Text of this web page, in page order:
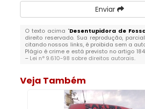
Enviar
O texto acima "Desentupidora de
direito reservado. Sua reprodução,
citando nossos links, é proibida sem a
Plágio é crime e está previsto no artigo
– Lei n° 9.610-98 sobre direitos autorais.
Veja Também